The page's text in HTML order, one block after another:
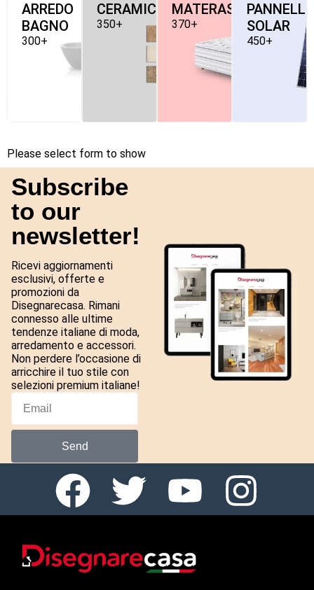
ARREDO
BAGNO
300+
CERAMICHE
350+
MATERASSI
370+
PANNELLI-
SOLAR
450+
Please select form to show
Subscribe
to our
newsletter!
Ricevi aggiornamenti
esclusivi, offerte e
promozioni da
Disegnarecasa. Rimani
connesso alle ultime
tendenze italiane di moda,
arredamento e accessori.
Non perdere l’occasione di
arricchire il tuo stile con
selezioni premium italiane!
Send